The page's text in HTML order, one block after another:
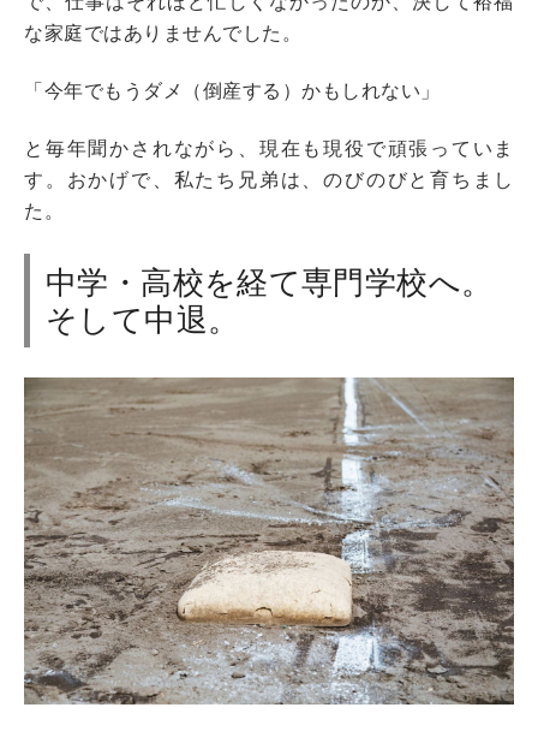
な家庭ではありませんでした。
「今年でもうダメ（倒産する）かもしれない」
と毎年聞かされながら、現在も現役で頑張っていま
す。おかげで、私たち兄弟は、のびのびと育ちまし
た。
中学・高校を経て専門学校へ。
そして中退。